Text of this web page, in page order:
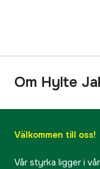
Om Hylte
Välkommen till oss!
Vår styrka ligger i